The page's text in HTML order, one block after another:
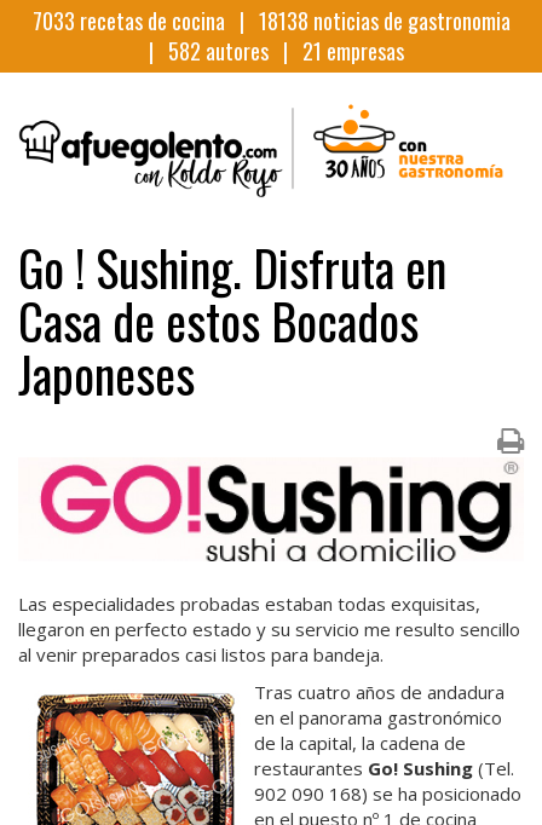
7033 recetas de cocina | 18138 noticias de gastronomia
| 582 autores | 21 empresas
Go ! Sushing. Disfruta en
Casa de estos Bocados
Japoneses
Las especialidades probadas estaban todas exquisitas,
llegaron en perfecto estado y su servicio me resulto sencillo
al venir preparados casi listos para bandeja.
Tras cuatro años de andadura
en el panorama gastronómico
de la capital, la cadena de
restaurantes Go! Sushing (Tel.
902 090 168) se ha posicionado
en el puesto nº 1 de cocina